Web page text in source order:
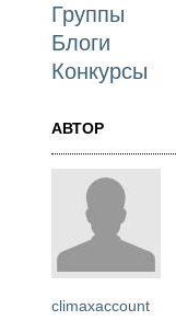
Группы
Блоги
Конкурсы
АВТОР
climaxaccount